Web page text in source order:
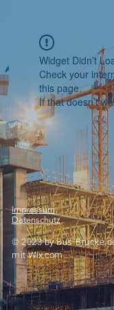
Widget Didn’t
Check your
this page.
If that doesn’t
Impressum
Datenschutz
© 2023 byBus-
mitWix.com